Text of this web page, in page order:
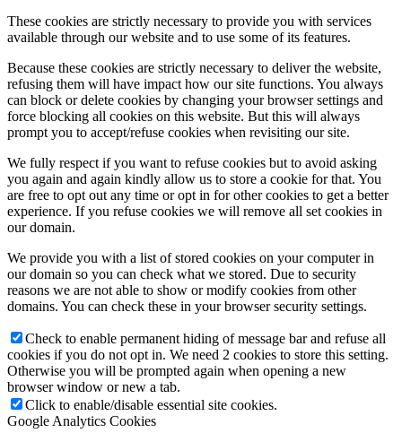
These cookies are strictly necessary to provide you with services
available through our website and to use some of its features.
Because these cookies are strictly necessary to deliver the website,
refusing them will have impact how our site functions. You always
can block or delete cookies by changing your browser settings and
force blocking all cookies on this website. But this will always
prompt you to accept/refuse cookies when revisiting our site.
We fully respect if you want to refuse cookies but to avoid asking
you again and again kindly allow us to store a cookie for that. You
are free to opt out any time or opt in for other cookies to get a better
experience. If you refuse cookies we will remove all set cookies in
our domain.
We provide you with a list of stored cookies on your computer in
our domain so you can check what we stored. Due to security
reasons we are not able to show or modify cookies from other
domains. You can check these in your browser security settings.
Check to enable permanent hiding of message bar and refuse all
cookies if you do not opt in. We need 2 cookies to store this setting.
Otherwise you will be prompted again when opening a new
browser window or new a tab.
Click to enable/disable essential site cookies.
Google Analytics Cookies